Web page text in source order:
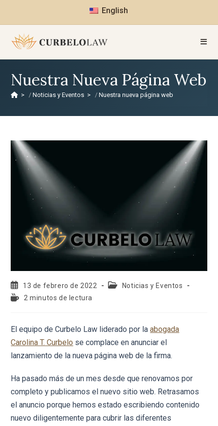
English
Nuestra Nueva Página Web
> Noticias y Eventos > Nuestra nueva página web
13 de febrero de 2022
Noticias y Eventos
2 minutos de lectura
El equipo de Curbelo Law liderado por laabogada
Carolina T. Curbelo se complace en anunciar el
lanzamiento de la nueva página web de la firma.
Ha pasado más de un mes desde que renovamos por
completo y publicamos el nuevo sitio web. Retrasamos
el anuncio porque hemos estado escribiendo contenido
nuevo diligentemente para cubrir las diferentes